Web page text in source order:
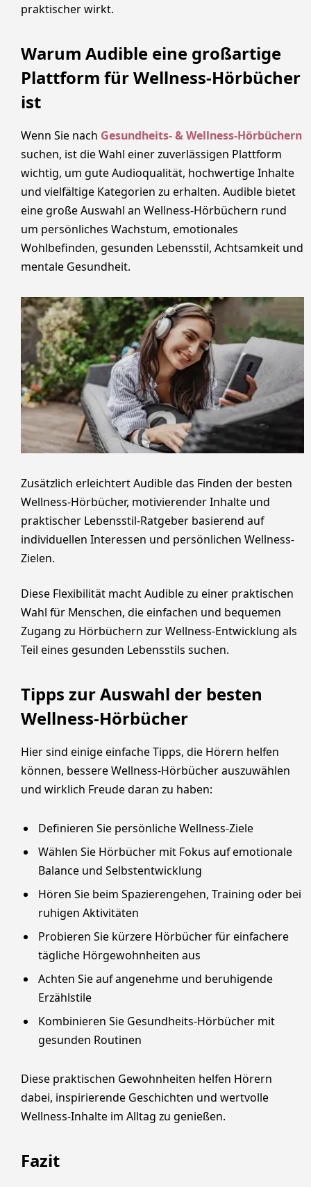
praktischer wirkt.
Warum Audible eine großartige
Plattform für Wellness-Hörbücher
ist
Wenn Sie nach Gesundheits- & Wellness-Hörbüchern
suchen, ist die Wahl einer zuverlässigen Plattform
wichtig, um gute Audioqualität, hochwertige Inhalte
und vielfältige Kategorien zu erhalten. Audible bietet
eine große Auswahl an Wellness-Hörbüchern rund
um persönliches Wachstum, emotionales
Wohlbefinden, gesunden Lebensstil, Achtsamkeit und
mentale Gesundheit.
Zusätzlich erleichtert Audible das Finden der besten
Wellness-Hörbücher, motivierender Inhalte und
praktischer Lebensstil-Ratgeber basierend auf
individuellen Interessen und persönlichen Wellness-
Zielen.
Diese Flexibilität macht Audible zu einer praktischen
Wahl für Menschen, die einfachen und bequemen
Zugang zu Hörbüchern zur Wellness-Entwicklung als
Teil eines gesunden Lebensstils suchen.
Tipps zur Auswahl der besten
Wellness-Hörbücher
Hier sind einige einfache Tipps, die Hörern helfen
können, bessere Wellness-Hörbücher auszuwählen
und wirklich Freude daran zu haben:
Definieren Sie persönliche Wellness-Ziele
Wählen Sie Hörbücher mit Fokus auf emotionale
Balance und Selbstentwicklung
Hören Sie beim Spazierengehen, Training oder bei
ruhigen Aktivitäten
Probieren Sie kürzere Hörbücher für einfachere
tägliche Hörgewohnheiten aus
Achten Sie auf angenehme und beruhigende
Erzählstile
Kombinieren Sie Gesundheits-Hörbücher mit
gesunden Routinen
Diese praktischen Gewohnheiten helfen Hörern
dabei, inspirierende Geschichten und wertvolle
Wellness-Inhalte im Alltag zu genießen.
Fazit